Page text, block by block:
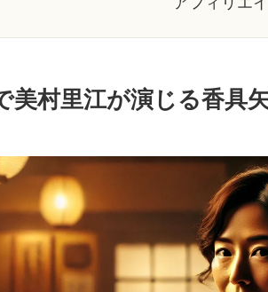
美村里江が演じる香具